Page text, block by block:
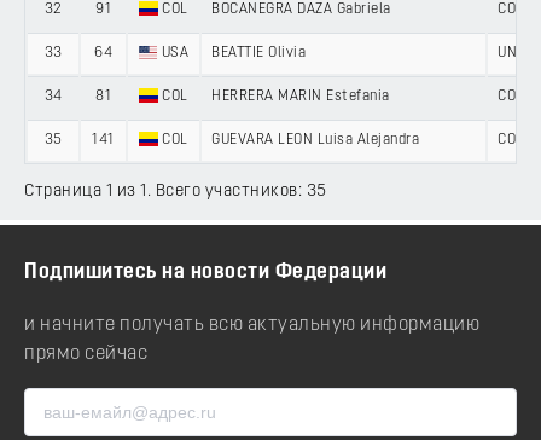
32 91 COL BOCANEGRA DAZA Gabriela
33 64 USA BEATTIE Olivia
34 81 COL HERRERA MARIN Estefania
35 141 COL GUEVARA LEON Luisa Alejandra
Страница 1 из 1. Всего участников: 35
Подпишитесь на новости Федерации
и начните получать всю актуальную информацию
прямо сейчас